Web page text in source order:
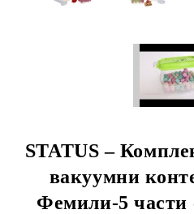
STATUS –
вакуумни
Фемили-5 части